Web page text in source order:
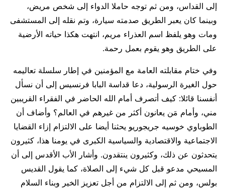
إلى القداس، ومن ثم توجه حاملا الدواء إلى شخص مريض،
وبينما كان يعبر الطريق صدمته سيارة، وتم نقله إلى المستشفى
ومات وهو يلفظ اسم العذراء مريم، انتهت هكذا حياته الأرضية
على الطريق وهو يقوم بعمل رحمة.
وفي ختام مقابلته العامة مع المؤمنين في إطار سلسلة تعاليمه
حول الغيرة الرسولية، دعا قداسة البابا فرنسيس إلى أن نسأل
أنفسنا قائلا: كيف أتصرف أمام الله الحاضر في الفقراء القريبين
مني، وأمام مَن يعانون أكثر من غيرهم في العالم؟ وأضاف أن
الطوباوي خوسيه جريجوريو يحثنا أيضا على الالتزام إزاء القضايا
الاجتماعية والاقتصادية والسياسية الكبرى في يومنا هذا، كثيرون
يتحدثون عن ذلك، وكثيرون ينتقدون. وأشار الأب الأقدس إلى أن
المسيحي مدعو قبل كل شيء إلى الصلاة، كما يقول القديس
بولس، ومن ثم إلى الالتزام من أجل تعزيز الخير وبناء السلام